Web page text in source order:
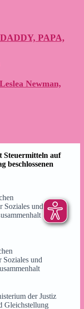
Newman,
Steuermitteln auf
beschlossenen